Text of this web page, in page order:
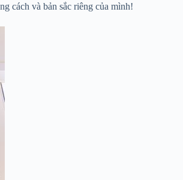
cách và bản sắc riêng của mình!